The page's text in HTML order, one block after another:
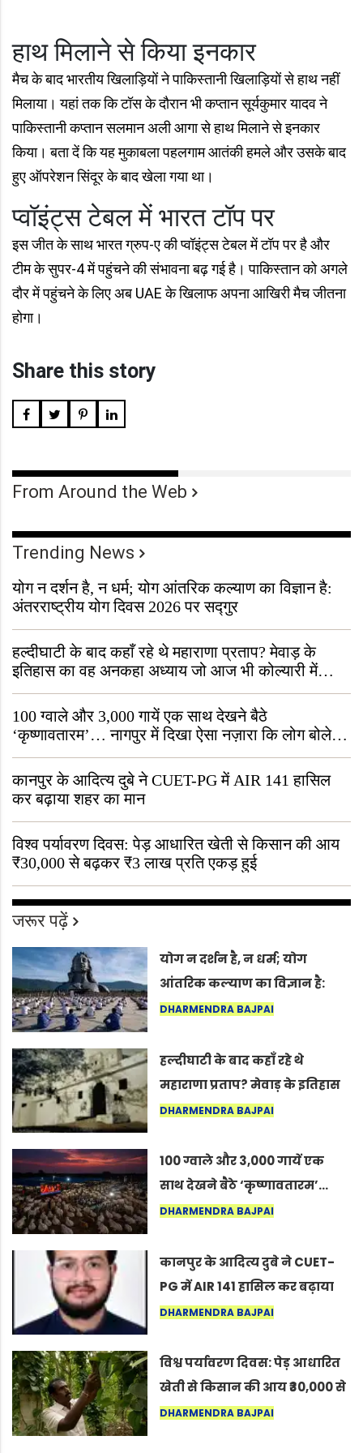
हाथ मिलाने से किया इनकार
मैच के बाद भारतीय खिलाड़ियों ने पाकिस्तानी खिलाड़ियों से हाथ नहीं
मिलाया। यहां तक कि टॉस के दौरान भी कप्तान सूर्यकुमार यादव ने
पाकिस्तानी कप्तान सलमान अली आगा से हाथ मिलाने से इनकार
किया। बता दें कि यह मुकाबला पहलगाम आतंकी हमले और उसके बाद
हुए ऑपरेशन सिंदूर के बाद खेला गया था।
प्वॉइंट्स टेबल में भारत टॉप पर
इस जीत के साथ भारत ग्रुप-ए की प्वॉइंट्स टेबल में टॉप पर है और
टीम के सुपर-4 में पहुंचने की संभावना बढ़ गई है। पाकिस्तान को अगले
दौर में पहुंचने के लिए अब UAE के खिलाफ अपना आखिरी मैच जीतना
होगा।
Share this story
From Around the Web
Trending News
योग न दर्शन है, न धर्म; योग आंतरिक कल्याण का विज्ञान है:
अंतरराष्ट्रीय योग दिवस 2026 पर सद्गुर
हल्दीघाटी के बाद कहाँ रहे थे महाराणा प्रताप? मेवाड़ के
इतिहास का वह अनकहा अध्याय जो आज भी कोल्यारी में
जीवित है
100 ग्वाले और 3,000 गायें एक साथ देखने बैठे
‘कृष्णावतारम’… नागपुर में दिखा ऐसा नज़ारा कि लोग बोले,
“ऐसा तो सिर्फ़ कृष्ण ही कर सकते हैं”
कानपुर के आदित्य दुबे ने CUET-PG में AIR 141 हासिल
कर बढ़ाया शहर का मान
विश्व पर्यावरण दिवस: पेड़ आधारित खेती से किसान की आय
₹30,000 से बढ़कर ₹3 लाख प्रति एकड़ हुई
जरूर पढ़ें
योग न दर्शन है, न धर्म; योग
आंतरिक कल्याण का विज्ञान है:
अंतरराष्ट्रीय योग दिवस 2026 पर
DHARMENDRA BAJPAI
हल्दीघाटी के बाद कहाँ रहे थे
महाराणा प्रताप? मेवाड़ के इतिहास
का वह अनकहा अध्याय जो आज भी
DHARMENDRA BAJPAI
100 ग्वाले और 3,000 गायें एक
साथ देखने बैठे ‘कृष्णावतारम’…
नागपुर में दिखा ऐसा नज़ारा कि
कर सकते हैं”
DHARMENDRA BAJPAI
कानपुर के आदित्य दुबे ने CUET-
PG में AIR 141 हासिल कर बढ़ाया
शहर का मान
DHARMENDRA BAJPAI
विश्व पर्यावरण दिवस: पेड़ आधारित
खेती से किसान की आय ₹30,000 से
बढ़कर ₹3 लाख प्रति एकड़ हुई
DHARMENDRA BAJPAI